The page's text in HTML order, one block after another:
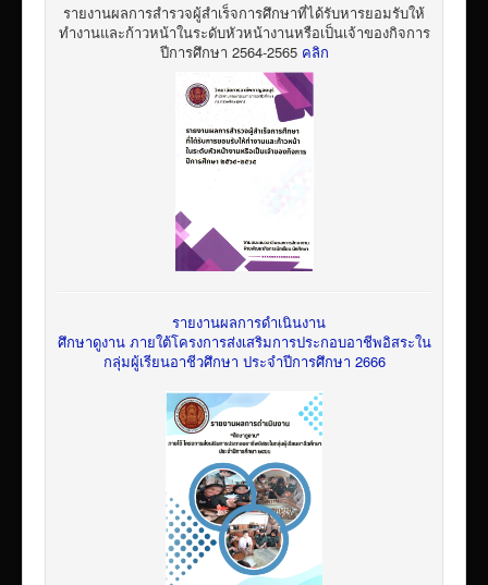
รายงานผลการสำรวจผู้สำเร็จการศึกษาที่ได้รับหารยอมรับให้
ทำงานและก้าวหน้าในระดับหัวหน้างานหรือเป็นเจ้าของกิจการ
ปีการศึกษา 2564-2565 คลิก
รายงานผลการดำเนินงาน
ศึกษาดูงาน ภายใต้โครงการส่งเสริมการประกอบอาชีพอิสระใน
กลุ่มผู้เรียนอาชีวศึกษา ประจำปีการศึกษา 2666